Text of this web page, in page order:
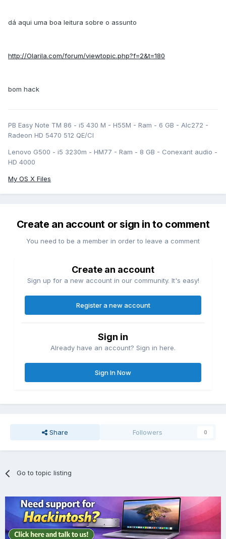
dá aqui uma boa leitura sobre o assunto
http://Olarila.com/forum/viewtopic.php?f=2&t=180
bom hack
PB Easy Note TM 86 - i5 430 M - H55M - Ram - 6 GB - Alc272 -
Radeon HD 5470 512 QE/CI
Lenovo G500 - i5 3230m - HM77 - Ram - 8 GB - Conexant audio -
HD 4000
My OS X Files
Create an account or sign in to comment
You need to be a member in order to leave a comment
Create an account
Sign up for a new account in our community. It's easy!
Register a new account
Sign in
Already have an account? Sign in here.
Sign In Now
Share Followers 0
Go to topic listing